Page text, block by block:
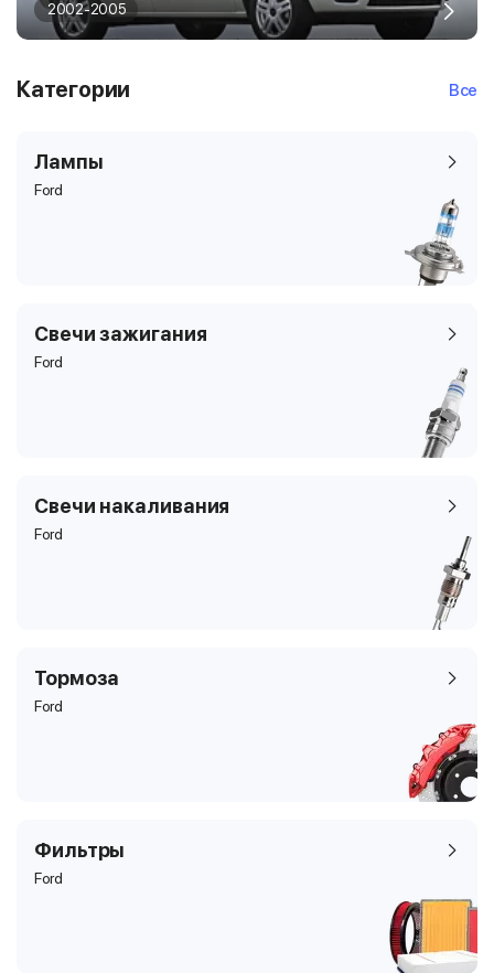
2002-2005
Категории Все
Лампы
Ford
Свечи зажигания
Ford
Свечи накаливания
Ford
Тормоза
Ford
Фильтры
Ford